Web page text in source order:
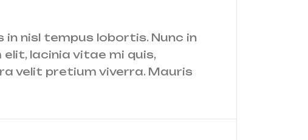
nisl tempus lobortis. Nunc in
lacinia vitae mi quis,
velit pretium viverra. Mauris